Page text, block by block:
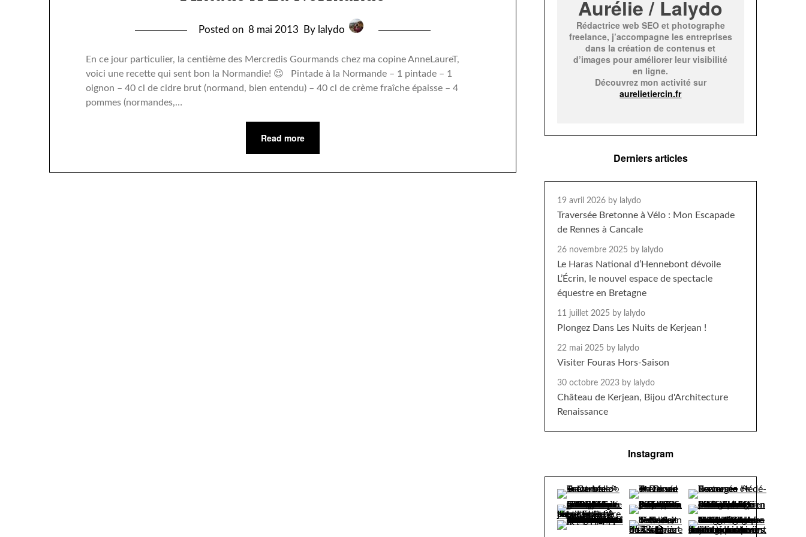
Posted on 8 mai 2013 By lalydo
En ce jour particulier, la centième des Mercredis Gourmands chez ma copine AnneLaureT,
voici une recette qui sent bon la Normandie! 😉 Pintade à la Normande – 1 pintade – 1
oignon – 40 cl de cidre brut (normand, bien entendu) – 40 cl de crème fraîche épaisse – 4
pommes (normandes,…
Read more
Aurélie / Lalydo
Rédactrice web SEO et photographe
freelance, j’accompagne les entreprises
dans la création de contenus et
d’images pour améliorer leur visibilité
en ligne.
Découvrez mon activité sur
aurelietiercin.fr
Derniers articles
19 avril 2026 by lalydo
Traversée Bretonne à Vélo : Mon Escapade
de Rennes à Cancale
26 novembre 2025 by lalydo
Le Haras National d’Hennebont dévoile
L’Écrin, le nouvel espace de spectacle
équestre en Bretagne
11 juillet 2025 by lalydo
Plongez Dans Les Nuits de Kerjean !
22 mai 2025 by lalydo
Visiter Fouras Hors-Saison
30 octobre 2023 by lalydo
Château de Kerjean, Bijou d'Architecture
Renaissance
Instagram